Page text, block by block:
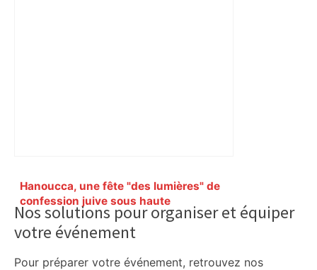
Hanoucca, une fête "des lumières" de
confession juive sous haute
surveillance policière qui a rassemblé
les fidèles au cinéma Pathé Gaumont à
ladepeche.fr
Primary
Sidebar
Nos solutions pour organiser et équiper
votre événement
Pour préparer votre événement, retrouvez nos